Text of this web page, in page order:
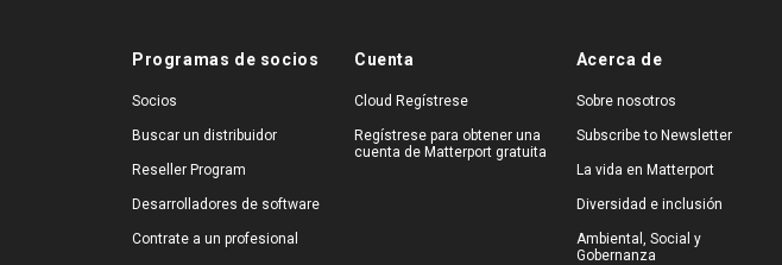
Programas de socios
Socios
Buscar un distribuidor
Reseller Program
Desarrolladores de software
Contrate a un profesional
Cuenta
Cloud Regístrese
Regístrese para obtener una
cuenta de Matterport gratuita
Acerca de
Sobre nosotros
Subscribe to Newsletter
La vida en Matterport
Diversidad e inclusión
Ambiental, Social y
Gobernanza